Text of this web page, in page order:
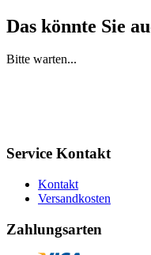
Das könnte Sie
Bitte warten...
Service Kontakt
Kontakt
Versandkosten
Zahlungsarten